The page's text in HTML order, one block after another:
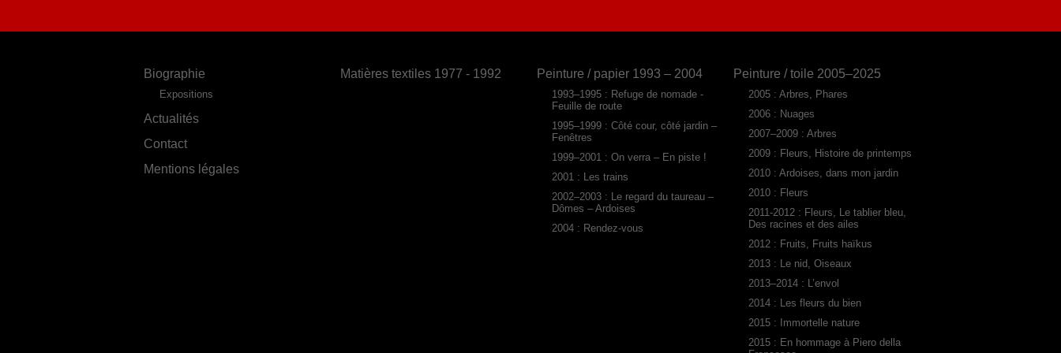
Biographie
Expositions
Actualités
Contact
Mentions légales
Matières textiles 1977 - 1992 Peinture / papier 1993 – 2004
1993–1995 : Refuge de nomade -
Feuille de route
1995–1999 : Côté cour, côté jardin –
Fenêtres
1999–2001 : On verra – En piste !
2001 : Les trains
2002–2003 : Le regard du taureau –
Dômes – Ardoises
2004 : Rendez-vous
Peinture / toile 2005–2025
2005 : Arbres, Phares
2006 : Nuages
2007–2009 : Arbres
2009 : Fleurs, Histoire de printemps
2010 : Ardoises, dans mon jardin
2010 : Fleurs
2011-2012 : Fleurs, Le tablier bleu,
Des racines et des ailes
2012 : Fruits, Fruits haïkus
2013 : Le nid, Oiseaux
2013–2014 : L’envol
2014 : Les fleurs du bien
2015 : Immortelle nature
2015 : En hommage à Piero della